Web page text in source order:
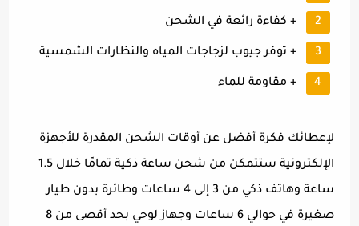
+ كفاءة رائعة في الشحن
+ توفر جيوب لزجاجات المياه والنظارات الشمسية
+ مقاومة للماء
لإعطائك فكرة أفضل عن أوقات الشحن المقدرة للأجهزة
الإلكترونية ستتمكن من شحن ساعة ذكية تمامًا خلال 1.5
ساعة وهاتف ذكي من 3 إلى 4 ساعات وطائرة بدون طيار
صغيرة في حوالي 6 ساعات وجهاز لوحي بحد أقصى من 8